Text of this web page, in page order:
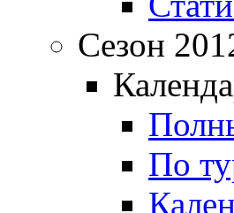
Сезон
По